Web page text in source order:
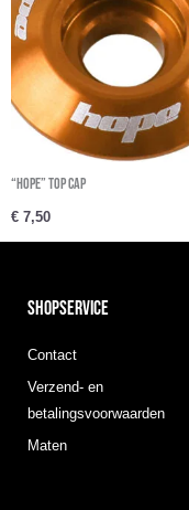
“Hope” Top cap
€ 7,50
SHOPSERVICE
Contact
Verzend- en
betalingsvoorwaarden
Maten